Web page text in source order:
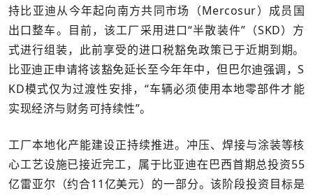
持比亚迪从今年起向南方共同市场（Mercosur）成员国
出口整车。目前，该工厂采用进口“半散装件”（SKD）方
式进行组装，此前享受的进口税豁免政策已于近期到期。
比亚迪正申请将该豁免延长至今年年中，但巴尔迪强调，S
KD模式仅为过渡性安排，“车辆必须使用本地零部件才能
实现经济与财务可持续性”。
工厂本地化产能建设正持续推进。冲压、焊接与涂装等核
心工艺设施已接近完工，属于比亚迪在巴西首期总投资55
亿雷亚尔（约合11亿美元）的一部分。该阶段投资目标是